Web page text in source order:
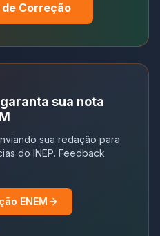
de Correção
sua nota
sua redação para
do INEP. Feedback
ENEM